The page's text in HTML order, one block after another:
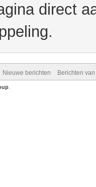
direct
Nieuwe berichten Berichten